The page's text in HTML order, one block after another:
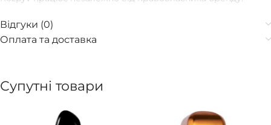
Відгуки (0)
Оплата та доставка
Супутні товари